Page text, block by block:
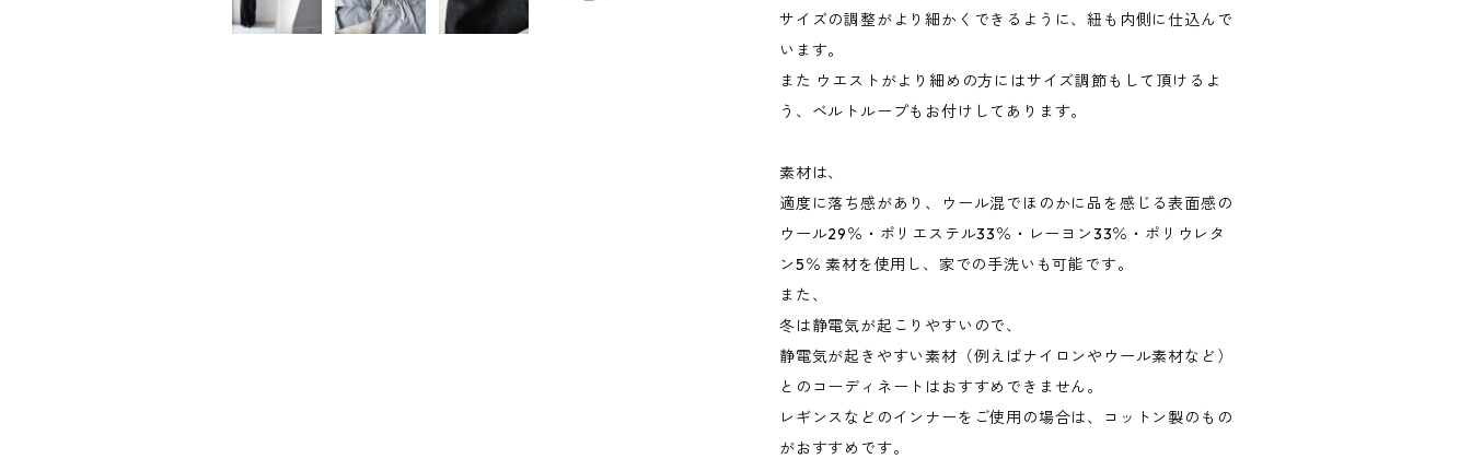
サイズの調整がより細かくできるように、紐も内側に仕込んで
います。
また ウエストがより細めの方にはサイズ調節もして頂けるよ
う、ベルトループもお付けしてあります。
素材は、
適度に落ち感があり、ウール混でほのかに品を感じる表面感の
ウール29％・ポリエステル33％・レーヨン33％・ポリウレタ
ン5％ 素材を使用し、家での手洗いも可能です。
また、
冬は静電気が起こりやすいので、
静電気が起きやすい素材（例えばナイロンやウール素材など）
とのコーディネートはおすすめできません。
レギンスなどのインナーをご使用の場合は、コットン製のもの
がおすすめです。